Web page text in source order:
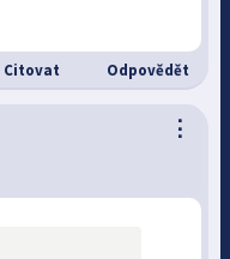
Citovat Odpovědět
⋮